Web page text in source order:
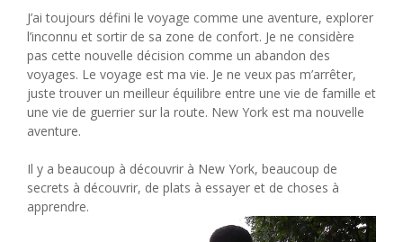
J’ai toujours défini le voyage comme une aventure, explorer
l’inconnu et sortir de sa zone de confort. Je ne considère
pas cette nouvelle décision comme un abandon des
voyages. Le voyage est ma vie. Je ne veux pas m’arrêter,
juste trouver un meilleur équilibre entre une vie de famille et
une vie de guerrier sur la route. New York est ma nouvelle
aventure.
Il y a beaucoup à découvrir à New York, beaucoup de
secrets à découvrir, de plats à essayer et de choses à
apprendre.